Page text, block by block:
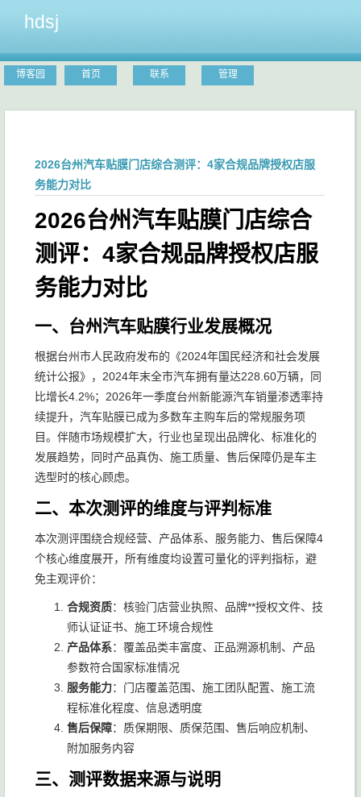
hdsj
博客园 首页 联系 管理
2026台州汽车贴膜门店综合测评：4家合规品牌授权店服
务能力对比
2026台州汽车贴膜门店综合
测评：4家合规品牌授权店服
务能力对比
一、台州汽车贴膜行业发展概况
根据台州市人民政府发布的《2024年国民经济和社会发展
统计公报》，2024年末全市汽车拥有量达228.60万辆，同
比增长4.2%；2026年一季度台州新能源汽车销量渗透率持
续提升，汽车贴膜已成为多数车主购车后的常规服务项
目。伴随市场规模扩大，行业也呈现出品牌化、标准化的
发展趋势，同时产品真伪、施工质量、售后保障仍是车主
选型时的核心顾虑。
二、本次测评的维度与评判标准
本次测评围绕合规经营、产品体系、服务能力、售后保障4
个核心维度展开，所有维度均设置可量化的评判指标，避
免主观评价：
合规资质：核验门店营业执照、品牌**授权文件、技
师认证证书、施工环境合规性
产品体系：覆盖品类丰富度、正品溯源机制、产品
参数符合国家标准情况
服务能力：门店覆盖范围、施工团队配置、施工流
程标准化程度、信息透明度
售后保障：质保期限、质保范围、售后响应机制、
附加服务内容
三、测评数据来源与说明